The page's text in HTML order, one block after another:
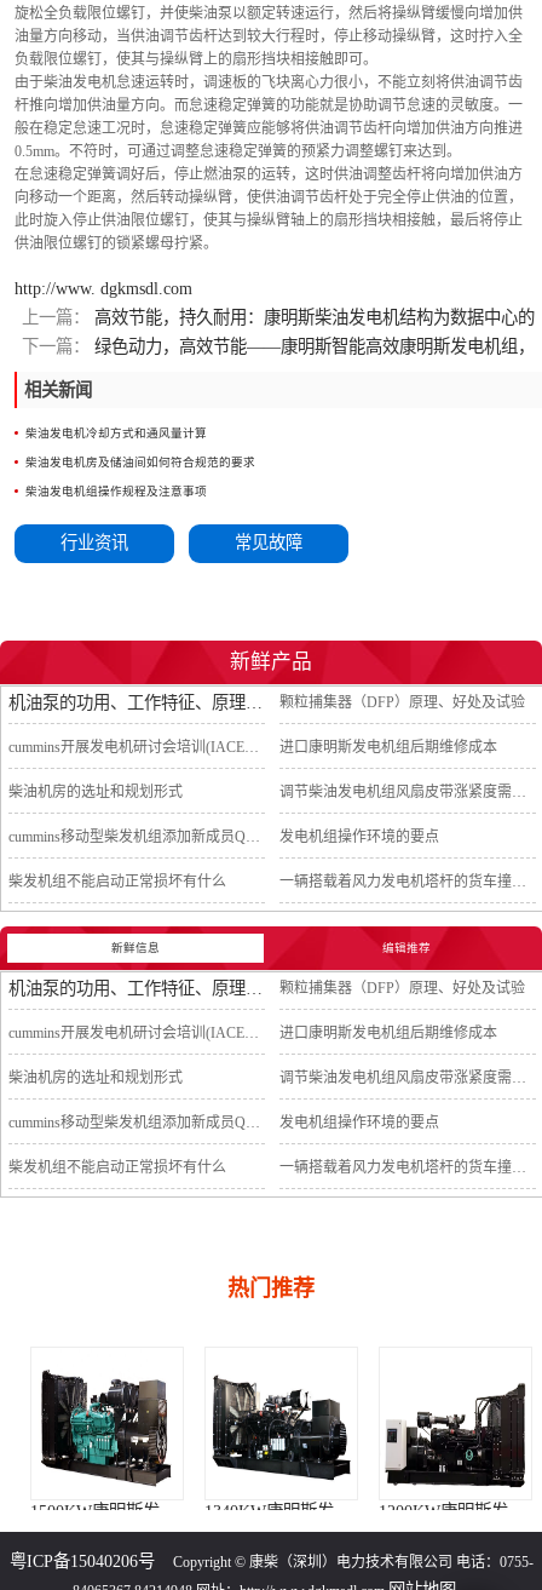
旋松全负载限位螺钉，并使柴油泵以额定转速运行，然后将操纵臂缓慢向增加供
油量方向移动，当供油调节齿杆达到较大行程时，停止移动操纵臂，这时拧入全
负载限位螺钉，使其与操纵臂上的扇形挡块相接触即可。
由于柴油发电机怠速运转时，调速板的飞块离心力很小，不能立刻将供油调节齿
杆推向增加供油量方向。而怠速稳定弹簧的功能就是协助调节怠速的灵敏度。一
般在稳定怠速工况时，怠速稳定弹簧应能够将供油调节齿杆向增加供油方向推进
0.5mm。不符时，可通过调整怠速稳定弹簧的预紧力调整螺钉来达到。
在怠速稳定弹簧调好后，停止燃油泵的运转，这时供油调整齿杆将向增加供油方
向移动一个距离，然后转动操纵臂，使供油调节齿杆处于完全停止供油的位置，
此时旋入停止供油限位螺钉，使其与操纵臂轴上的扇形挡块相接触，最后将停止
供油限位螺钉的锁紧螺母拧紧。
http://www. dgkmsdl.com
上一篇：
高效节能，持久耐用：康明斯柴油发电机结构为数据中心的
优选应急电源装置
下一篇：
绿色动力，高效节能——康明斯智能高效康明斯发电机组，
相关新闻
柴油发电机冷却方式和通风量计算
柴油发电机房及储油间如何符合规范的要求
柴油发电机组操作规程及注意事项
行业资讯 常见故障
新鲜产品
颗粒捕集器（DFP）原理、好处及试验
cummins开展发电机研讨会培训(IACET)认证工作 进口康明斯发电机组后期维修成本
柴油机房的选址和规划形式 调节柴油发电机组风扇皮带涨紧度需要注意哪些
cummins移动型柴发机组添加新成员QSB5-G11系列 发电机组操作环境的要点
柴发机组不能启动正常损坏有什么 一辆搭载着风力发电机塔杆的货车撞上车行天桥导致道路交通中断
新鲜信息 编辑推荐
颗粒捕集器（DFP）原理、好处及试验
cummins开展发电机研讨会培训(IACET)认证工作 进口康明斯发电机组后期维修成本
柴油机房的选址和规划形式 调节柴油发电机组风扇皮带涨紧度需要注意哪些
cummins移动型柴发机组添加新成员QSB5-G11系列 发电机组操作环境的要点
柴发机组不能启动正常损坏有什么 一辆搭载着风力发电机塔杆的货车撞上车行天桥导致道路交通中断
热门推荐
1500KW康明斯发电机组（KTA50-G15A柴油机） 1340KW康明斯发电机组（KTA50-GS8柴油机）
粤ICP备15040206号
Copyright © 康柴（深圳）电力技术有限公司 电话：0755-